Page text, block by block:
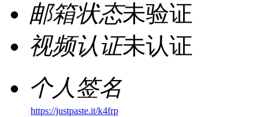
邮箱状态未验证
视频认证未认证
个人签名
https://justpaste.it/k4frp